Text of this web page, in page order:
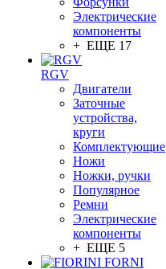
Электрические
компоненты
+ ЕЩЕ 17
RGV
Двигатели
Заточные
устройства,
круги
Комплектующие
Ножи
Ножки, ручки
Популярное
Ремни
Электрические
компоненты
+ ЕЩЕ 5